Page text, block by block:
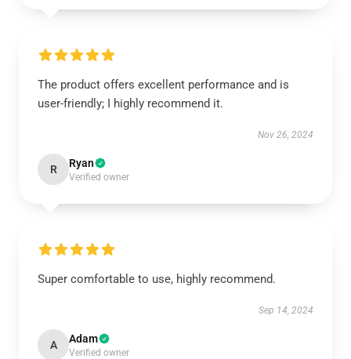
The product offers excellent performance and is
user-friendly; I highly recommend it.
Nov 26, 2024
R Ryan
Verified owner
Super comfortable to use, highly recommend.
Sep 14, 2024
A Adam
Verified owner